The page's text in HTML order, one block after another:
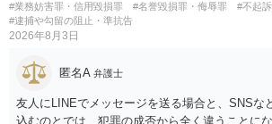
す。 その３人の中で「逮捕されない」と断言し
委任しないほうがよいと思われます。 そもそも
事案で、断言すること自体が不適切であるから
の気持ちを理解した上で、「逮捕されてもすぐ
士に予め費用の見積もりをしておいても良いか
#業務妨害罪・信用毀損罪 #名誉毀損罪・侮辱罪 #不起訴
#逮捕や勾留の阻止・準抗告
2026年8月3日
匿名A 弁護士
友人にLINEでメッセージを送る場合と、SNSな
込むのとでは、犯罪の成否から全く違うことに